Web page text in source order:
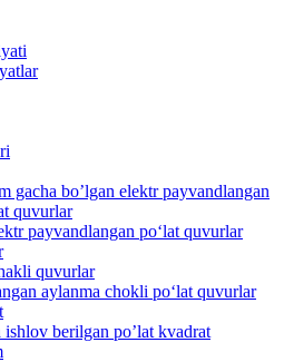
gacha bo’lgan elektr payvandlangan
quvurlar
payvandlangan po‘lat quvurlar
quvurlar
aylanma chokli po‘lat quvurlar
berilgan po’lat kvadrat